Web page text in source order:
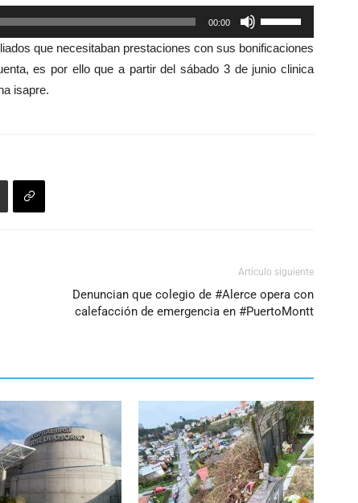
00:00
las
teclas
de
que necesitaban prestaciones con sus bonificaciones
es por ello que a partir del sábado 3 de junio clinica
isapre.
Artículo siguiente
Denuncian que colegio de #Alerce opera con
calefacción de emergencia en #PuertoMontt